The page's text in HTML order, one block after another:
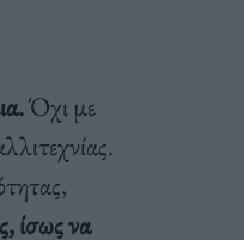
Όχι με
ίσως να